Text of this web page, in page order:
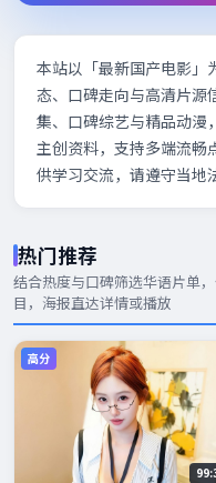
本站以「最新国产电影」
态、口碑走向与高清片源
集、口碑综艺与精品动漫
主创资料，支持多端流畅
供学习交流，请遵守当地
热门推荐
结合热度与口碑筛选华语片单
目，海报直达详情或播放
高分